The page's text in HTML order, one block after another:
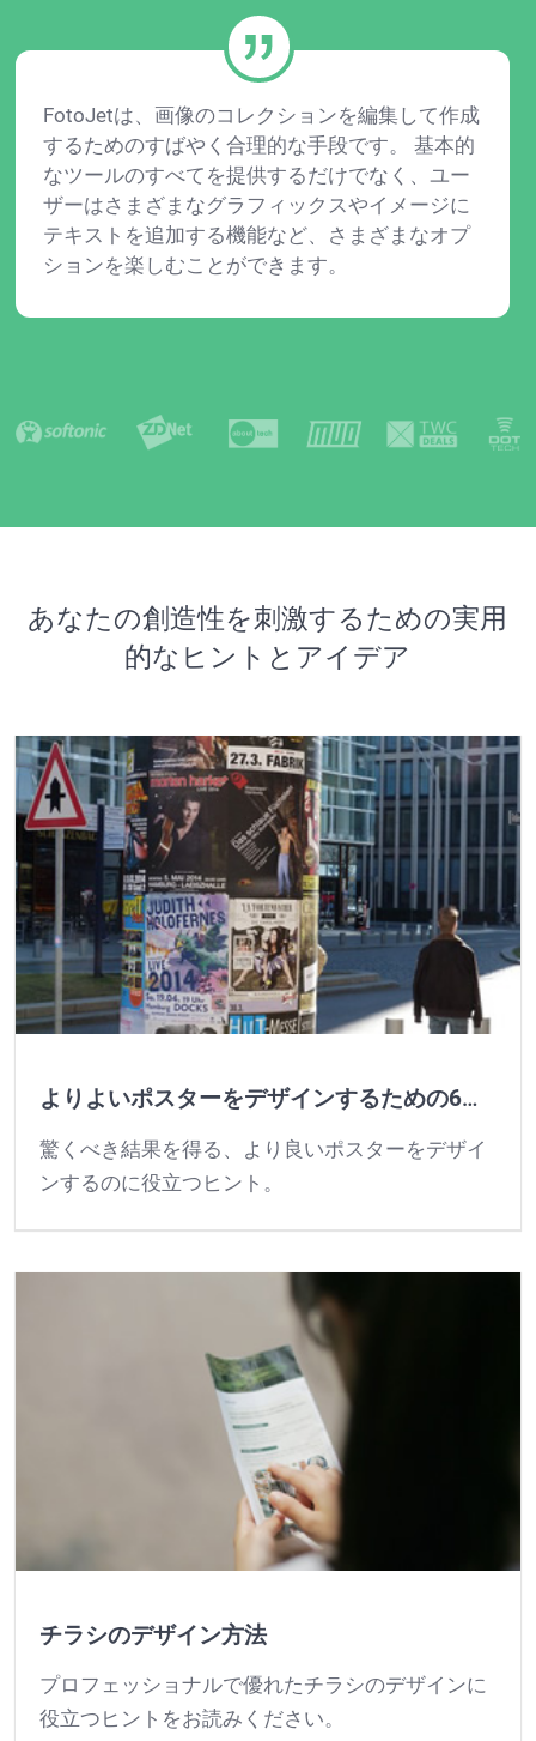
FotoJetは、画像のコレクションを編集して作成
するためのすばやく合理的な手段です。 基本的
なツールのすべてを提供するだけでなく、ユー
ザーはさまざまなグラフィックスやイメージに
テキストを追加する機能など、さまざまなオプ
ションを楽しむことができます。
あなたの創造性を刺激するための実用
的なヒントとアイデア
よりよいポスターをデザインするための6つのヒント
驚くべき結果を得る、より良いポスターをデザイ
ンするのに役立つヒント。
チラシのデザイン方法
プロフェッショナルで優れたチラシのデザインに
役立つヒントをお読みください。